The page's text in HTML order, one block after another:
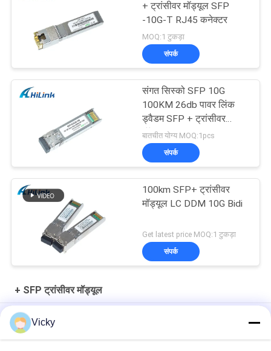
+ ट्रांसीवर मॉड्यूल SFP
-10G-T RJ45 कनेक्टर
MOQ:1 टुकड़ा
संपर्क
संगत सिस्को SFP 10G
100KM 26db पावर लिंक
ड्वैडम SFP + ट्रांसीवर
मॉड्यूल
बातचीत योग्य MOQ:1pcs
संपर्क
100km SFP+ ट्रांसीवर
मॉड्यूल LC DDM 10G Bidi
Get latest price MOQ:1 टुकड़ा
संपर्क
+ SFP ट्रांसीवर मॉड्यूल
10Gb/s SFP+ 1550nm 110km ऑप्टिकल ट्रांसीवर मॉड्यूल RoHS अनुरूप
25Gbps BIDI 40KM 1270/1310nm 40KM APD LC DOM ट्रांससीवर
Vicky